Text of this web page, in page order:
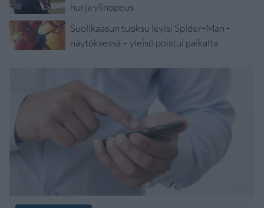
hurja ylinopeus
Suolikaasun tuoksu levisi Spider-Man -
näytöksessä – yleisö poistui paikalta